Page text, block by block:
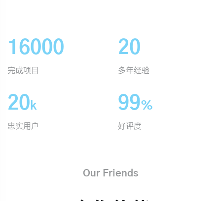
16000
完成项目
20
多年经验
20 k
忠实用户
99%
好评度
Our Friends